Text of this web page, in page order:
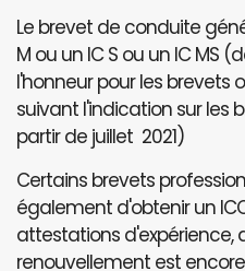
Le brevet de conduite
M ou un IC S ou un IC MS
l'honneur pour les brevets
suivant l'indication sur les
partir de juillet 2021)
Certains brevets
également d'obtenir un
attestations d'expérience,
renouvellement est